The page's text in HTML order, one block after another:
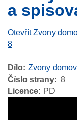
a
Otevřít Zvony
8
Dílo Zvony
Číslo strany
8
Licence
PD